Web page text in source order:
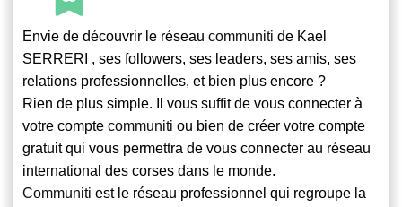
Envie de découvrir le réseau communiti de Kael
SERRERI , ses followers, ses leaders, ses amis, ses
relations professionnelles, et bien plus encore ?
Rien de plus simple. Il vous suffit de vous connecter à
votre compte communiti ou bien de créer votre compte
gratuit qui vous permettra de vous connecter au réseau
international des corses dans le monde.
Communiti est le réseau professionnel qui regroupe la